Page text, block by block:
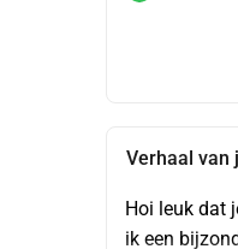
Verhaal van
Hoi leuk dat
ik een